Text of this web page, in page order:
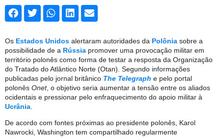
Os Estados Unidos alertaram autoridades da Polônia sobre a
possibilidade de a Rússia promover uma provocação militar em
território polonês como forma de testar a resposta da Organização
do Tratado do Atlântico Norte (Otan). Segundo informações
publicadas pelo jornal britânico The Telegraph e pelo portal
polonês Onet, o objetivo seria aumentar a tensão entre os aliados
ocidentais e pressionar pelo enfraquecimento do apoio militar à
Ucrânia
De acordo com fontes próximas ao presidente polonês, Karol
Nawrocki, Washington tem compartilhado regularmente